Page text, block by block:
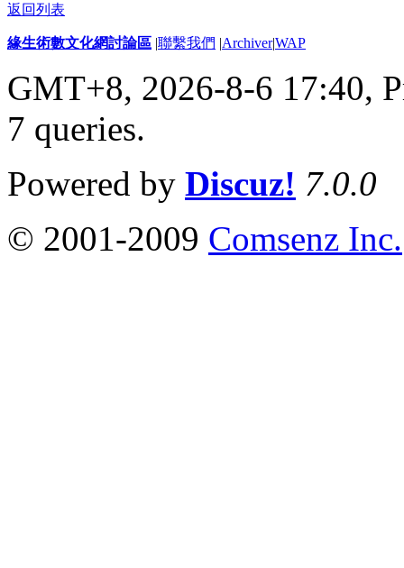
返回列表
緣生術數文化網討論區 |聯繫我們 |Archiver|WAP
GMT+8, 2026-8-6 17:40,
7 queries.
Powered by Discuz! 7.0.0
© 2001-2009 Comsenz Inc.